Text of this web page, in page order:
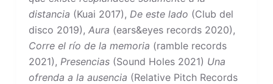
distancia (Kuai 2017), De este lado (Club del
disco 2019), Aura (ears&eyes records 2020),
Corre el río de la memoria (ramble records
2021), Presencias(Sound Holes 2021) Una
ofrenda a la ausencia (Relative Pitch Records